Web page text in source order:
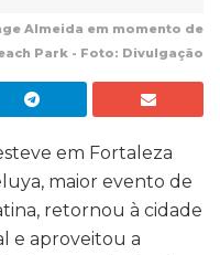
Almeida em momento de
Park - Foto: Divulgação
em Fortaleza
maior evento de
retornou à cidade
e aproveitou a